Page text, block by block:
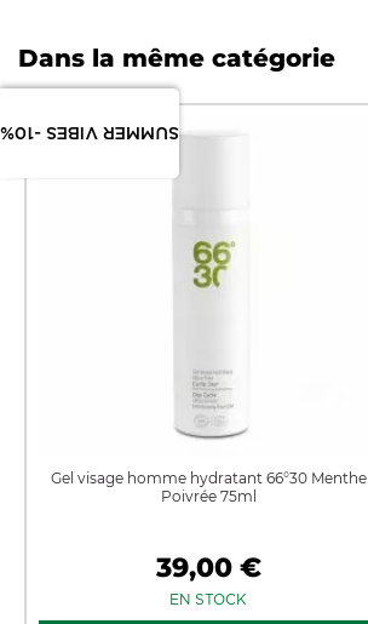
SUMMER VIBES -10%
Dans la même catégorie
Gel visage homme hydratant 66°30 Menthe
Poivrée 75ml
39,00 €
EN STOCK